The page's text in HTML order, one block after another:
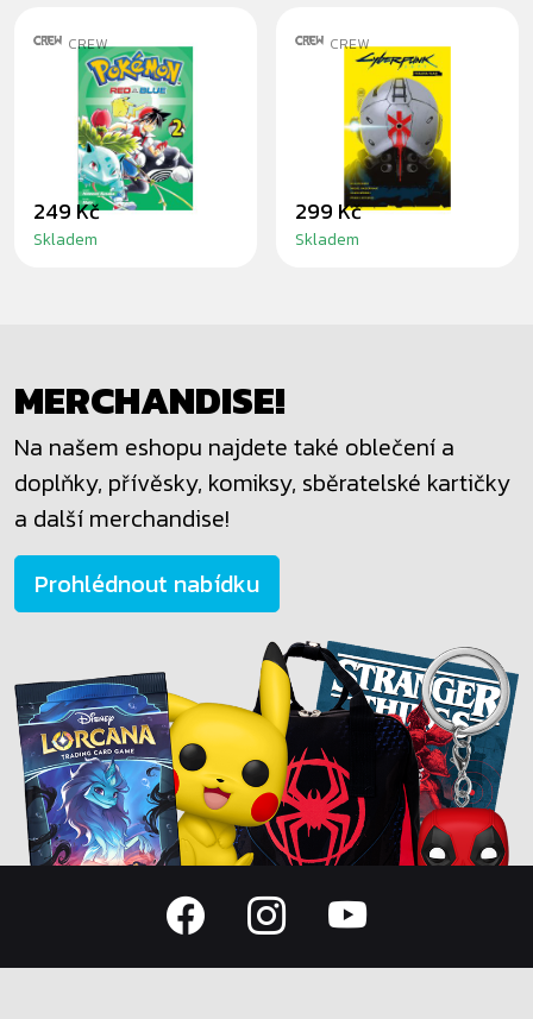
CREW
MANGA POKÉMON
2 (RED A BLUE)
249 Kč
Skladem
CREW
KOMIKS
CYBERPUNK 2077:
TRAUMA TEAM
299 Kč
Skladem
MERCHANDISE!
Na našem eshopu najdete také oblečení a
doplňky, přívěsky, komiksy, sběratelské kartičky
a další merchandise!
Prohlédnout nabídku